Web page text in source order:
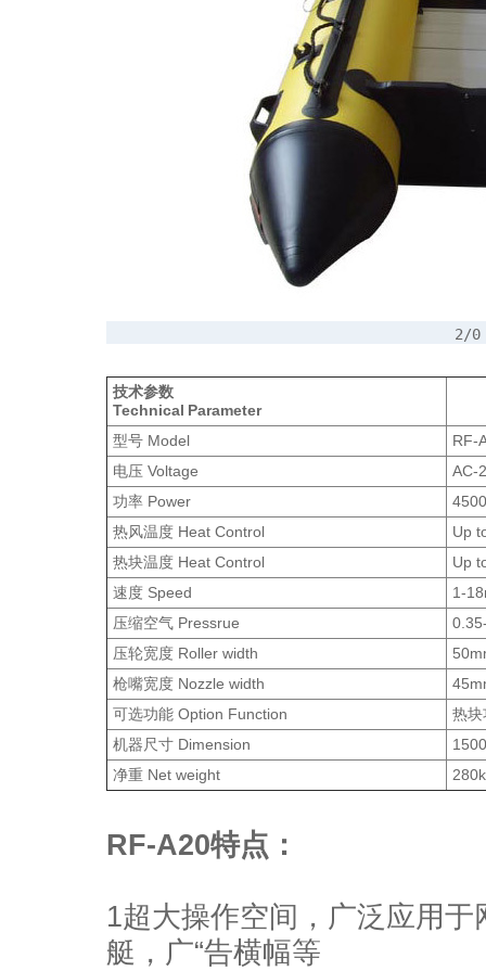
2/0
技术参数
Technical Parameter
型号 Model
RF-
电压 Voltage
AC-
功率 Power
热风温度 Heat Control
Up
热块温度 Heat Control
Up
速度 Speed
1-
压缩空气 Pressrue
压轮宽度 Roller width
枪嘴宽度 Nozzle width
可选功能 Option Function
热
机器尺寸 Dimension
净重 Net weight
RF-A20特点：
1超大操作空间，广泛应用
艇，广“告横幅等